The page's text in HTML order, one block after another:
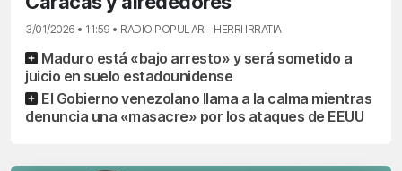
3/01/2026 • 11:59 • RADIO POPULAR - HERRI IRRATIA
Maduro está «bajo arresto» y será sometido a
juicio en suelo estadounidense
El Gobierno venezolano llama a la calma mientras
denuncia una «masacre» por los ataques de EEUU